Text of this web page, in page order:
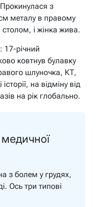
з
металу в правому
і жінка жива.
17-річний
ковтнув булавку
шлуночка, КТ,
на відміну від
на рік глобально.
з болем у грудях,
Ось три типові